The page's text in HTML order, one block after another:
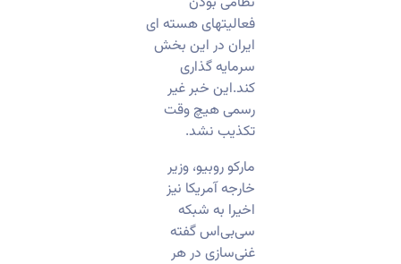
فعالیتهای هسته ای
ایران در این بخش
سرمایه گذاری
کند.این خبر غیر
رسمی هیچ وقت
تکذیب نشد.
مارکو روبیو، وزیر
خارجه آمریکا نیز
اخیرا به شبکه
سی‌بی‌اس گفته
غنی‌سازی در هر